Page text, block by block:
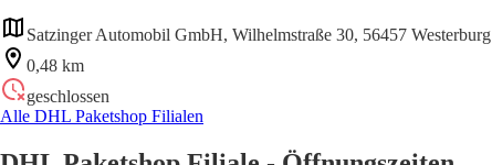
Satzinger Automobil GmbH, Wilhelmstraße 30, 56457 Westerburg
0,48 km
geschlossen
Alle DHL Paketshop Filialen